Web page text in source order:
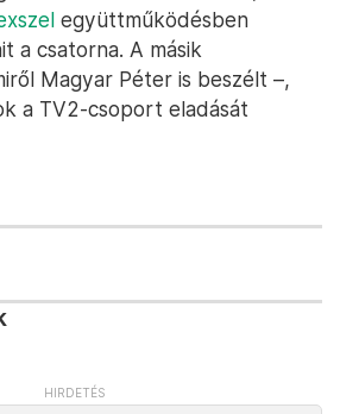
együttműködésben
a csatorna. A másik
Magyar Péter is beszélt –,
a TV2-csoport eladását